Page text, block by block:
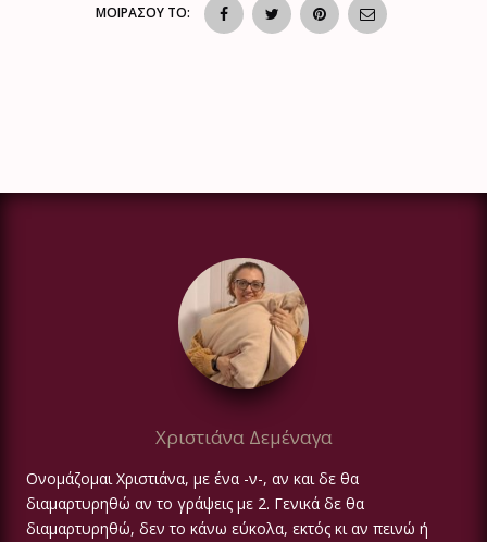
ΜΟΙΡΑΣΟΥ ΤΟ:
Χριστιάνα Δεμέναγα
Ονομάζομαι Χριστιάνα, με ένα -ν-, αν και δε θα
διαμαρτυρηθώ αν το γράψεις με 2. Γενικά δε θα
διαμαρτυρηθώ, δεν το κάνω εύκολα, εκτός κι αν πεινώ ή